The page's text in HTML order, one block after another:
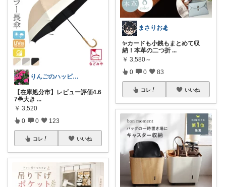
りんごのハッピールーム🍎ご購入に感謝✨
【在庫処分市】レビュー評価4.6
7☘️大き ...
￥ 3,520
0 0 123
コレ いいね
まさりお🏂
✨カードも小銭もまとめて収
納！本革の二つ折 ...
￥ 3,580～
0 0 83
コレ いいね